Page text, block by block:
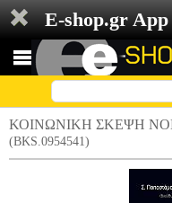
E-shop.gr App
ΚΟΙΝΩΝΙΚΗ ΣΚΕΨΗ
(BKS.0954541)